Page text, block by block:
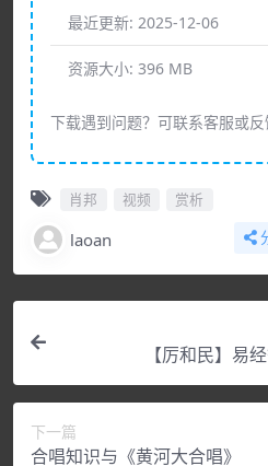
最近更新: 2025-12-06
资源大小: 396 MB
下载遇到问题？可联系客服或
肖邦 视频 赏析
laoan
【厉和民】易
下一篇
合唱知识与《黄河大合唱》